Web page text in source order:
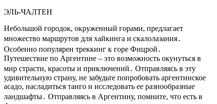
ЭЛЬ-ЧАЛТЕН
Небольшой городок, окруженный горами, предлагает
множество маршрутов для хайкинга и скалолазания․
Особенно популярен треккинг к горе Фицрой․
Путешествие по Аргентине – это возможность окунуться в
мир страсти, красоты и приключений․ Отправляясь в эту
удивительную страну, не забудьте попробовать аргентинское
асадо, насладиться танго и исследовать ее разнообразные
ландшафты․ Отправляясь в Аргентину, помните, что есть в